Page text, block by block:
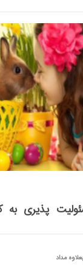
دوم (شبانه )،
پذیری به
بعلاوه مداد